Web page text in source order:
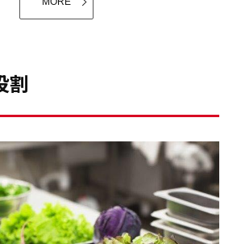
パイスや、調味料などを思い切り買
グジュアリーな演出が出来たらいい
割